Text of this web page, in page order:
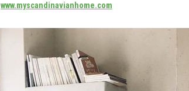
www.myscandinavianhome.com